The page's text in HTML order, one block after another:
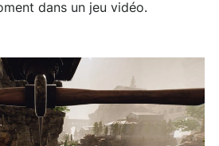
dans un jeu vidéo.